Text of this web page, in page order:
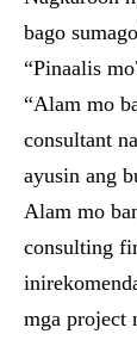
bago
“Pinaalis
“Alam mo
consultant
ayusin ang
Alam mo
consulting
mga project